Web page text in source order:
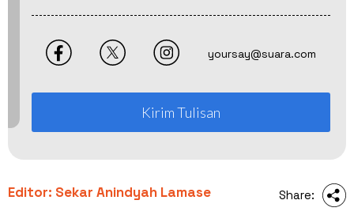
yoursay@suara.com
Kirim Tulisan
Editor: Sekar Anindyah Lamase Share: